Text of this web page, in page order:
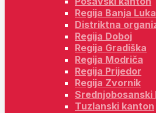
Regija Banja Luka
Distriktna
Regija Doboj
Regija Gradiška
Regija Modriča
Regija Prijedor
Regija Zvornik
Srednjobosanski
Tuzlanski kanton